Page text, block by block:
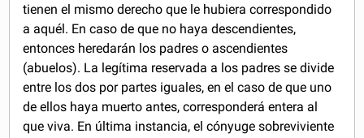
tienen el mismo derecho que le hubiera correspondido
a aquél. En caso de que no haya descendientes,
entonces heredarán los padres o ascendientes
(abuelos). La legítima reservada a los padres se divide
entre los dos por partes iguales, en el caso de que uno
de ellos haya muerto antes, corresponderá entera al
que viva. En última instancia, el cónyuge sobreviviente